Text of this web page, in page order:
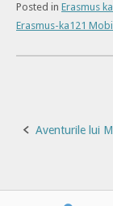
Posted in Erasmus
Erasmus-ka121
Post
Aventurile lui